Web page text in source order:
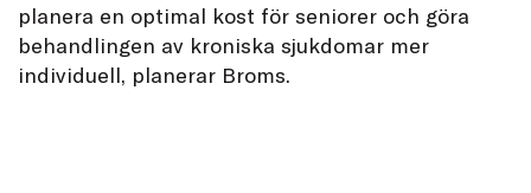
planera en optimal kost för seniorer och göra
behandlingen av kroniska sjukdomar mer
individuell, planerar Broms.